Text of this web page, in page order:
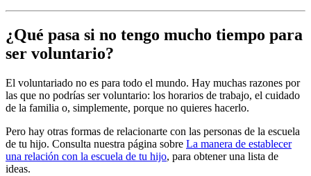
¿Qué pasa si no tengo mucho tiempo para
ser voluntario?
El voluntariado no es para todo el mundo. Hay muchas razones por
las que no podrías ser voluntario: los horarios de trabajo, el cuidado
de la familia o, simplemente, porque no quieres hacerlo.
Pero hay otras formas de relacionarte con las personas de la escuela
de tu hijo. Consulta nuestra página sobre La manera de establecer
una relación con la escuela de tu hijo, para obtener una lista de
ideas.